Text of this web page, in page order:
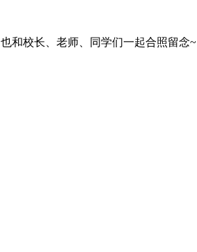
和校长、老师、同学们一起合照留念~